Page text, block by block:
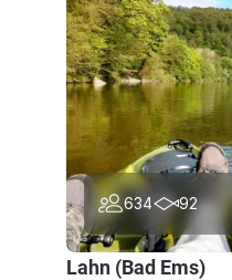
634 92
Lahn (Bad Ems)